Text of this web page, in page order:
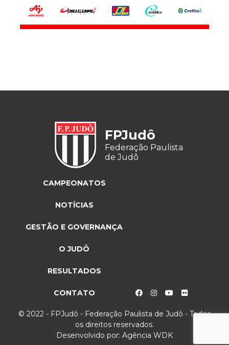
FPJudô
Federação Paulista
de Judô
CAMPEONATOS
NOTÍCIAS
GESTÃO E GOVERNANÇA
O JUDÔ
RESULTADOS
CONTATO
© 2022 - FPJudô - Federação Paulista de Judô - Todos
os direitos reservados.
Desenvolvido por: Agência WDK